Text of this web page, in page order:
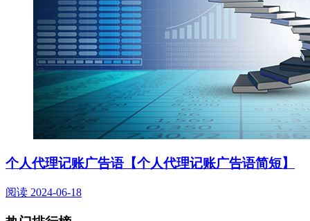
个人代理记账广告语【个人代理记账广告语简短】
阅读 2024-06-18